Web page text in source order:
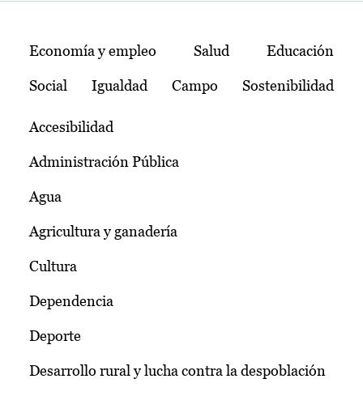
Temas
Economía y empleo Salud Educación
Social Igualdad Campo Sostenibilidad
Accesibilidad
Administración Pública
Agua
Agricultura y ganadería
Cultura
Dependencia
Deporte
Desarrollo rural y lucha contra la despoblación